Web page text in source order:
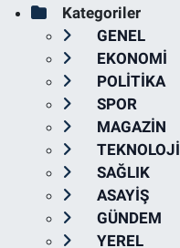
Kategoriler
GENEL
EKONOMİ
POLİTİKA
SPOR
MAGAZİN
TEKNOLOJİ
SAĞLIK
ASAYİŞ
GÜNDEM
YEREL